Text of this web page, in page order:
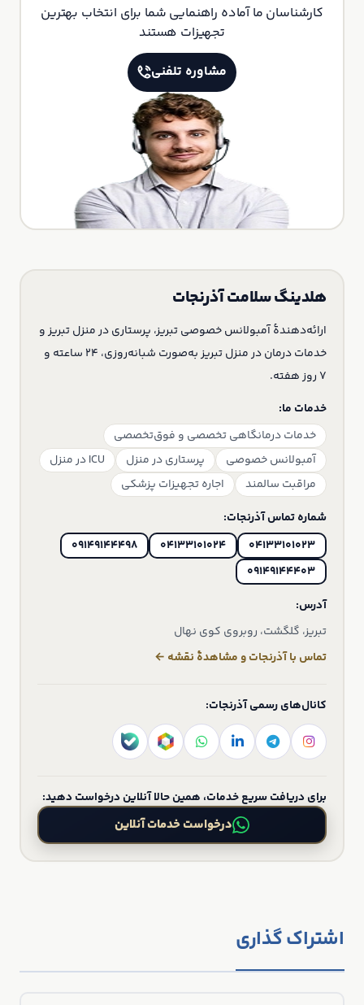
کارشناسان ما آماده راهنمایی شما برای انتخاب بهترین
تجهیزات هستند
مشاوره تلفنی
هلدینگ سلامت آذرنجات
ارائه‌دهندهٔ آمبولانس خصوصی تبریز، پرستاری در منزل تبریز و
خدمات درمان در منزل تبریز به‌صورت شبانه‌روزی، ۲۴ ساعته و
۷ روز هفته.
خدمات ما:
خدمات درمانگاهی تخصصی و فوق‌تخصصی
آمبولانس خصوصی
پرستاری در منزل
ICU در منزل
مراقبت سالمند
اجاره تجهیزات پزشکی
شماره تماس آذرنجات:
۰۴۱۳۳۱۰۱۰۲۳
۰۴۱۳۳۱۰۱۰۲۴
۰۹۱۴۹۱۴۴۴۹۸
۰۹۱۴۹۱۴۴۴۰۳
آدرس:
تبریز، گلگشت، روبروی کوی نهال
تماس با آذرنجات و مشاهدهٔ نقشه ←
کانال‌های رسمی آذرنجات:
برای دریافت سریع خدمات، همین حالا آنلاین درخواست دهید:
درخواست خدمات آنلاین
اشتراک گذاری